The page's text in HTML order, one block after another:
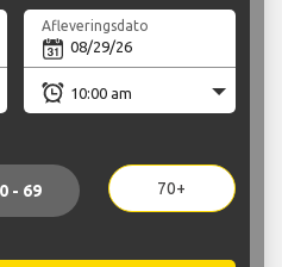
Afleveringsdato
- 69 70+